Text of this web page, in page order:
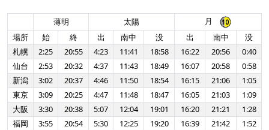
薄明 太陽
月
場所
始 終 出 南中 没 出 南中
没
札幌
2:25 20:55 4:23 11:41 18:58 16:22 20:56
0:40
仙台
2:53 20:32 4:37 11:43 18:49 16:07 20:58
0:58
新潟
3:02 20:37 4:46 11:50 18:54 16:15 21:06
1:05
東京
3:09 20:25 4:47 11:48 18:47 16:05 21:03
1:09
大阪
3:30 20:38 5:07 12:04 19:01 16:20 21:21
1:28
福岡
3:55 20:54 5:30 12:25 19:20 16:39 21:42
1:52